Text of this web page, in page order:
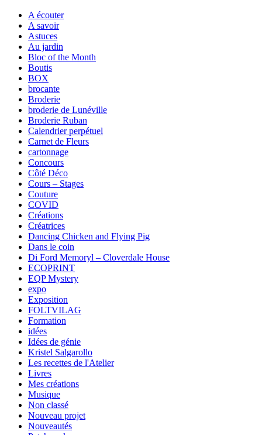
A écouter
A savoir
Astuces
Au jardin
Bloc of the Month
Boutis
BOX
brocante
Broderie
broderie de Lunéville
Broderie Ruban
Calendrier perpétuel
Carnet de Fleurs
cartonnage
Concours
Côté Déco
Cours – Stages
Couture
COVID
Créations
Créatrices
Dancing Chicken and Flying Pig
Dans le coin
Di Ford Memoryl – Cloverdale House
ECOPRINT
EQP Mystery
expo
Exposition
FOLTVILAG
Formation
idées
Idées de génie
Kristel Salgarollo
Les recettes de l'Atelier
Livres
Mes créations
Musique
Non classé
Nouveau projet
Nouveautés